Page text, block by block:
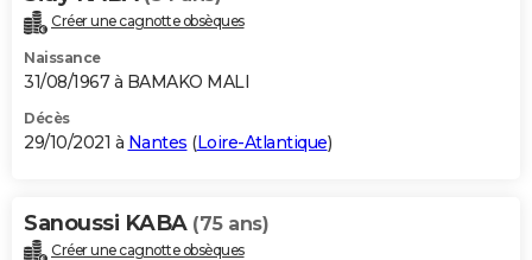
Créer une cagnotte obsèques
Naissance
31/08/1967 à BAMAKO MALI
Décès
29/10/2021 à Nantes (Loire-Atlantique)
Sanoussi KABA (75 ans)
Créer une cagnotte obsèques